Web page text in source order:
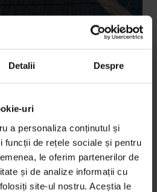
Detalii Despre
uri
a personaliza conținutul și
funcții de rețele sociale și pentru
le oferim partenerilor de
și de analize informații cu
site-ul nostru. Aceștia le
în Ciocănești
sat când ajunge în toate